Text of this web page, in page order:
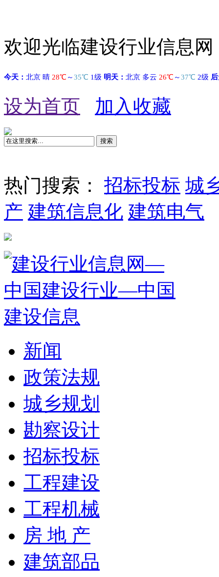
欢迎光临建设行业信息网
设为首页 加入收藏
搜索
热门搜索： 招标投标 城
产 建筑信息化 建筑电气
新闻
政策法规
城乡规划
勘察设计
招标投标
工程建设
工程机械
房 地 产
建筑部品